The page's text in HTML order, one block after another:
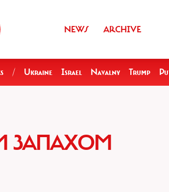
NEWS ARCHIVE
/ Ukraine Israel Navalny Trump
ЗАПАХОМ